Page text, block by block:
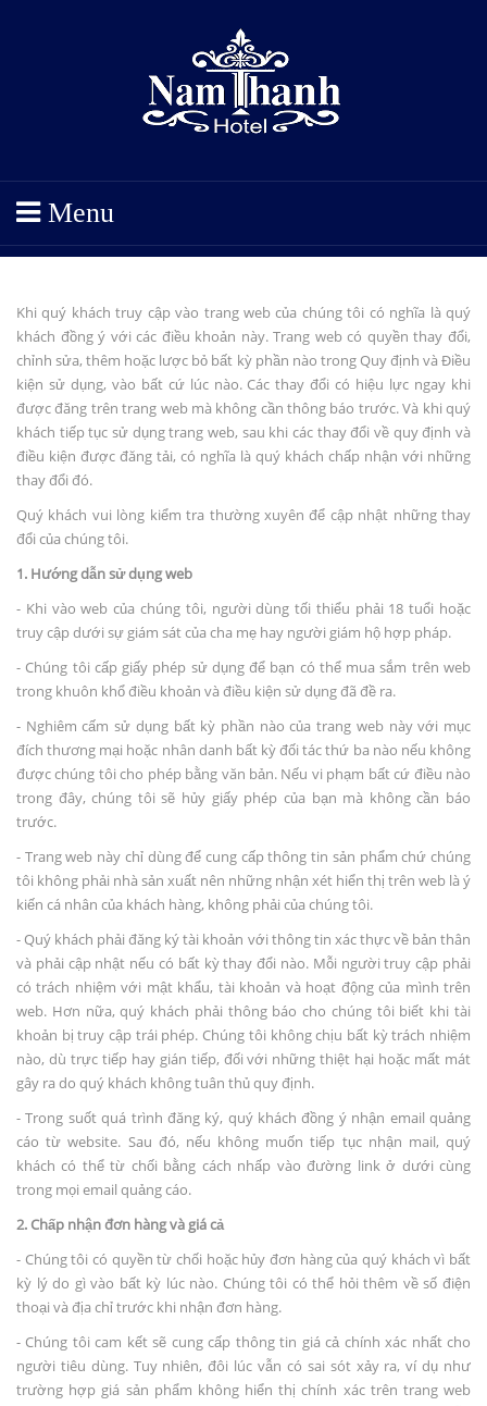
Menu
Khi quý khách truy cập vào trang web của chúng tôi có nghĩa là quý
khách đồng ý với các điều khoản này. Trang web có quyền thay đổi,
chỉnh sửa, thêm hoặc lược bỏ bất kỳ phần nào trong Quy định và Điều
kiện sử dụng, vào bất cứ lúc nào. Các thay đổi có hiệu lực ngay khi
được đăng trên trang web mà không cần thông báo trước. Và khi quý
khách tiếp tục sử dụng trang web, sau khi các thay đổi về quy định và
điều kiện được đăng tải, có nghĩa là quý khách chấp nhận với những
thay đổi đó.
Quý khách vui lòng kiểm tra thường xuyên để cập nhật những thay
đổi của chúng tôi.
1. Hướng dẫn sử dụng web
- Khi vào web của chúng tôi, người dùng tối thiểu phải 18 tuổi hoặc
truy cập dưới sự giám sát của cha mẹ hay người giám hộ hợp pháp.
- Chúng tôi cấp giấy phép sử dụng để bạn có thể mua sắm trên web
trong khuôn khổ điều khoản và điều kiện sử dụng đã đề ra.
- Nghiêm cấm sử dụng bất kỳ phần nào của trang web này với mục
đích thương mại hoặc nhân danh bất kỳ đối tác thứ ba nào nếu không
được chúng tôi cho phép bằng văn bản. Nếu vi phạm bất cứ điều nào
trong đây, chúng tôi sẽ hủy giấy phép của bạn mà không cần báo
trước.
- Trang web này chỉ dùng để cung cấp thông tin sản phẩm chứ chúng
tôi không phải nhà sản xuất nên những nhận xét hiển thị trên web là ý
kiến cá nhân của khách hàng, không phải của chúng tôi.
- Quý khách phải đăng ký tài khoản với thông tin xác thực về bản thân
và phải cập nhật nếu có bất kỳ thay đổi nào. Mỗi người truy cập phải
có trách nhiệm với mật khẩu, tài khoản và hoạt động của mình trên
web. Hơn nữa, quý khách phải thông báo cho chúng tôi biết khi tài
khoản bị truy cập trái phép. Chúng tôi không chịu bất kỳ trách nhiệm
nào, dù trực tiếp hay gián tiếp, đối với những thiệt hại hoặc mất mát
gây ra do quý khách không tuân thủ quy định.
- Trong suốt quá trình đăng ký, quý khách đồng ý nhận email quảng
cáo từ website. Sau đó, nếu không muốn tiếp tục nhận mail, quý
khách có thể từ chối bằng cách nhấp vào đường link ở dưới cùng
trong mọi email quảng cáo.
2. Chấp nhận đơn hàng và giá cả
- Chúng tôi có quyền từ chối hoặc hủy đơn hàng của quý khách vì bất
kỳ lý do gì vào bất kỳ lúc nào. Chúng tôi có thể hỏi thêm về số điện
thoại và địa chỉ trước khi nhận đơn hàng.
- Chúng tôi cam kết sẽ cung cấp thông tin giá cả chính xác nhất cho
người tiêu dùng. Tuy nhiên, đôi lúc vẫn có sai sót xảy ra, ví dụ như
trường hợp giá sản phẩm không hiển thị chính xác trên trang web